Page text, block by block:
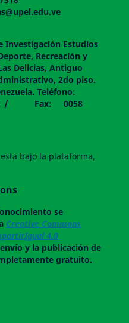
Investigación Estudios
Recreación y
Delicias, Antiguo
2do piso.
Teléfono:
/ Fax: 0058
bajo la plataforma,
se
Creative Commons
4.0
y la publicación de
gratuito.